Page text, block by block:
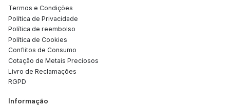
Termos e Condições
Política de Privacidade
Política de reembolso
Política de Cookies
Conflitos de Consumo
Cotação de Metais Preciosos
Livro de Reclamações
RGPD
Informação